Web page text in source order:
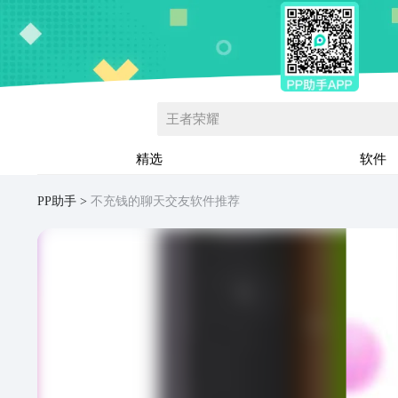
王者荣耀
精选 软件
PP助手 不充钱的聊天交友软件推荐